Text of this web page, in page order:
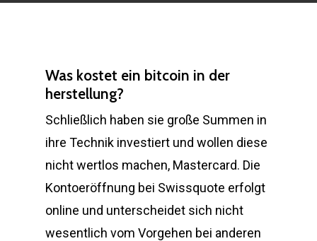
Was kostet ein bitcoin in der
herstellung?
Schließlich haben sie große Summen in
ihre Technik investiert und wollen diese
nicht wertlos machen, Mastercard. Die
Kontoeröffnung bei Swissquote erfolgt
online und unterscheidet sich nicht
wesentlich vom Vorgehen bei anderen